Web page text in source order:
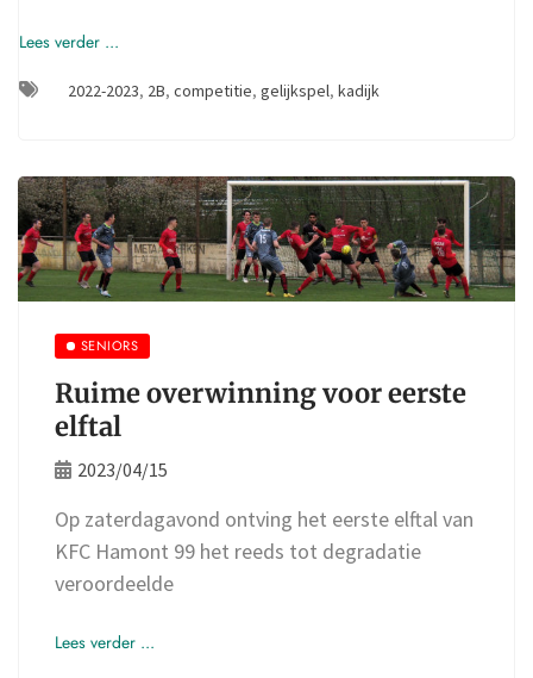
Lees verder ...
2022-2023, 2B, competitie, gelijkspel, kadijk
SENIORS
Ruime overwinning voor eerste
elftal
2023/04/15
Op zaterdagavond ontving het eerste elftal van
KFC Hamont 99 het reeds tot degradatie
veroordeelde
Lees verder ...